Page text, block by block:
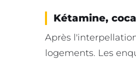
Kétamine,
Après
logements. Les